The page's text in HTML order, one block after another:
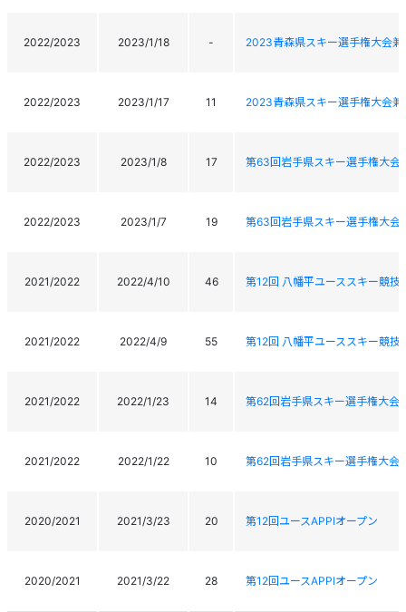
2022/2023 2023/1/18 - 2023青森県スキー選手権大会
2022/2023 2023/1/17 11 2023青森県スキー選手権大会
2022/2023 2023/1/8 17 第63回岩手県スキー選手権大会
2022/2023 2023/1/7 19 第63回岩手県スキー選手権大会
2021/2022 2022/4/10 46 第12回 八幡平ユーススキー競技
2021/2022 2022/4/9 55 第12回 八幡平ユーススキー競技
2021/2022 2022/1/23 14 第62回岩手県スキー選手権大会
2021/2022 2022/1/22 10 第62回岩手県スキー選手権大会
2020/2021 2021/3/23 20 第12回ユースAPPIオープン
2020/2021 2021/3/22 28 第12回ユースAPPIオープン